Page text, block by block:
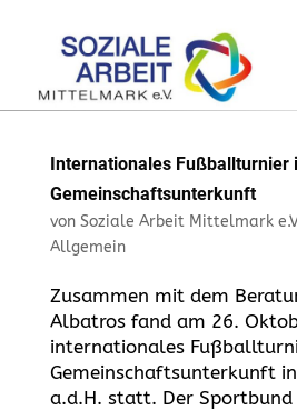
Internationales Fußballturnier
Gemeinschaftsunterkunft
von Soziale Arbeit Mittelmark
Allgemein
Zusammen mit dem
Albatros fand am 26.
internationales
Gemeinschaftsunterkunft
a.d.H. statt. Der Sportbund